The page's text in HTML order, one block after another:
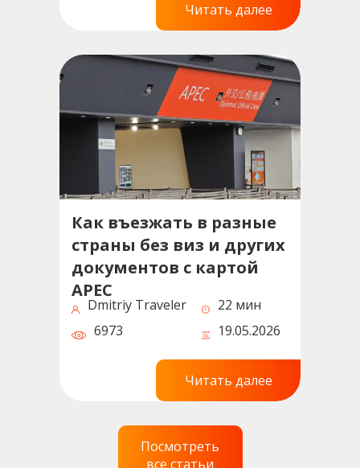
Читать далее
Как въезжать в разные
страны без виз и других
документов с картой
APEC
Dmitriy Traveler
22 мин
6973
19.05.2026
Читать далее
Посмотреть
все статьи